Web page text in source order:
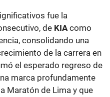
fue la
de KIAcomo
consolidando una
de la carrera en
el esperado regreso de
marca profundamente
Maratón de Lima y que